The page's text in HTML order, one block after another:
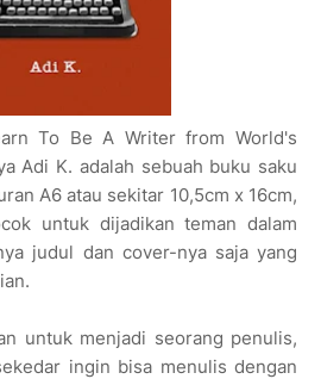
To Be A Writer from World's
Adi K. adalah sebuah buku saku
A6 atau sekitar 10,5cm x 16cm,
untuk dijadikan teman dalam
judul dan cover-nya saja yang
untuk menjadi seorang penulis,
ingin bisa menulis dengan